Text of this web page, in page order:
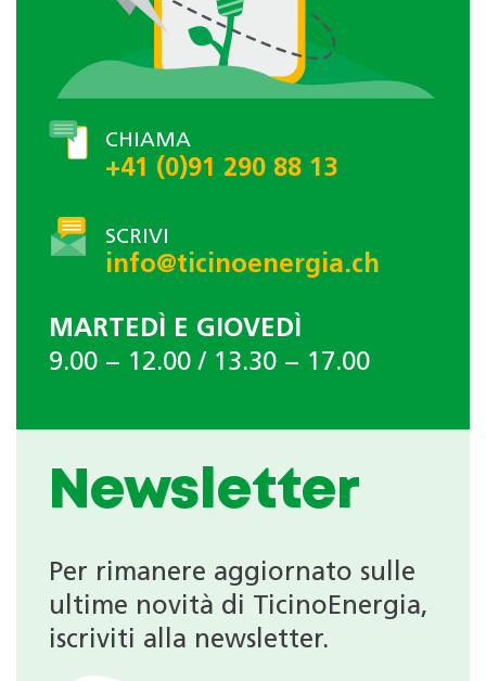
CHIAMA
+41 (0)91 290 88 13
SCRIVI
info@ticinoenergia.ch
MARTEDÌ E GIOVEDÌ
9.00 − 12.00 / 13.30 − 17.00
Newsletter
Per rimanere aggiornato sulle
ultime novità di TicinoEnergia,
iscriviti alla newsletter.